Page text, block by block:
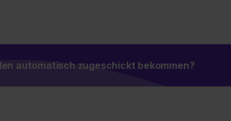
automatisch zugeschickt bekommen?